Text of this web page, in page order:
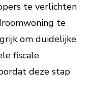
te verlichten
te
om duidelijke
fiscale
deze stap